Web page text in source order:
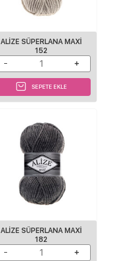
ALİZE SÜPERLANA MAXİ
152
SEPETE EKLE
ALİZE SÜPERLANA MAXİ
182